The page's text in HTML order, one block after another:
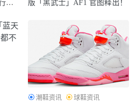
元
版「黑武士」AF1 官图释出！
潮鞋资讯 球鞋资讯